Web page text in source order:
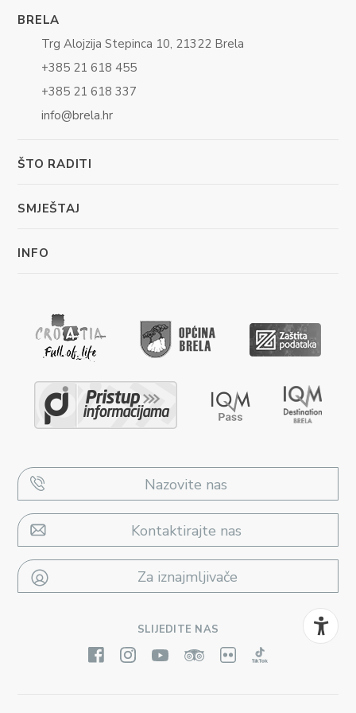
BRELA
Trg Alojzija Stepinca 10, 21322 Brela
+385 21 618 455
+385 21 618 337
info@brela.hr
ŠTO RADITI
SMJEŠTAJ
INFO
Nazovite nas
Kontaktirajte nas
Za iznajmljivače
SLIJEDITE NAS